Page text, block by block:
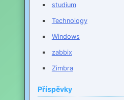
studium
Technology
Windows
zabbix
Zimbra
Příspěvky